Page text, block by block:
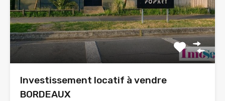
Investissement locatif à vendre
BORDEAUX